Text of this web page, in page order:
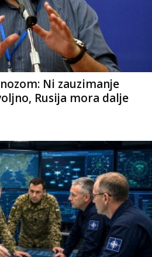
Ni zauzimanje
Rusija mora dalje